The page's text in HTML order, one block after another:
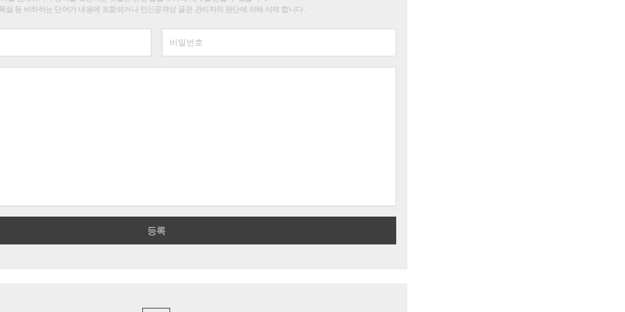
설 등 비하하는 단어가 내용에 포함되거나 인신공격성 글은 관리자의 판단에 의해 삭제 합니다.